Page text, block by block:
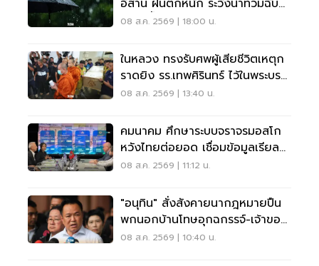
อีสาน ฝนตกหนัก ระวังน้ำท่วมฉับ
พลัน น้ำป่าไหลหลาก
08 ส.ค. 2569 | 18:00 น.
ในหลวง ทรงรับศพผู้เสียชีวิตเหตุก
ราดยิง รร.เทพศิรินทร์ ไว้ในพระบรม
ราชานุเคราะห์
08 ส.ค. 2569 | 13:40 น.
คมนาคม ศึกษาระบบจราจรมอสโก
หวังไทยต่อยอด เชื่อมข้อมูลเรียล
ไทม์ แก้รถติด
08 ส.ค. 2569 | 11:12 น.
"อนุทิน" สั่งสังคายนากฎหมายปืน
พกนอกบ้านโทษอุกฉกรรจ์-เจ้าของ
โดนหนัก
08 ส.ค. 2569 | 10:40 น.